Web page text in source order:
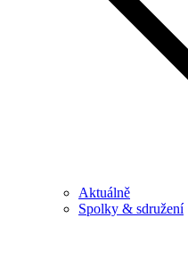
Aktuálně
Spolky & sdružení